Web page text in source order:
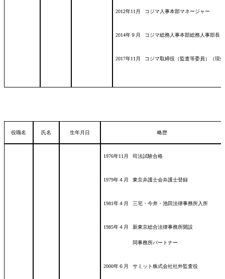
2012年11月 コジマ人事本部マネージャー
2014年９月 コジマ総務人事本部総務人事部長
2017年11月 コジマ取締役（監査等委員）（現
役職名 氏名 生年月日 略歴
1976年11月 司法試験合格
1979年４月 東京弁護士会弁護士登録
1981年４月 三宅・今井・池田法律事務所入所
1985年４月 新東京総合法律事務所開設
同事務所パートナー
2000年６月 サミット株式会社社外監査役